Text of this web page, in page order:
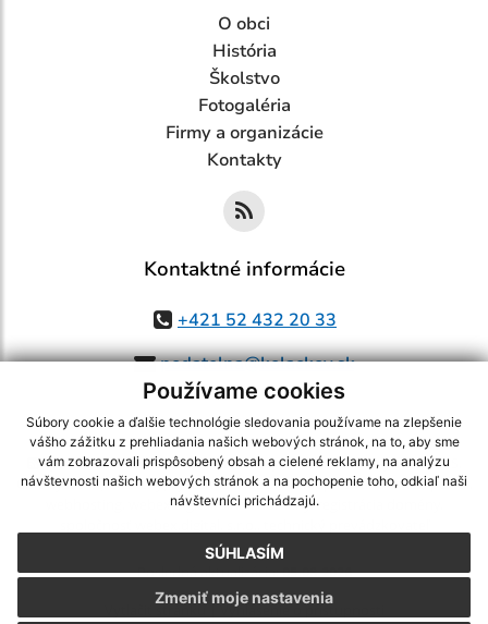
Používame cookies
Súbory cookie a ďalšie technológie sledovania používame na zlepšenie
vášho zážitku z prehliadania našich webových stránok, na to, aby sme
vám zobrazovali prispôsobený obsah a cielené reklamy, na analýzu
návštevnosti našich webových stránok a na pochopenie toho, odkiaľ naši
návštevníci prichádzajú.
SÚHLASÍM
Zmeniť moje nastavenia
O obci
História
Školstvo
Fotogaléria
Firmy a organizácie
Kontakty
Kontaktné informácie
+421 52 432 20 33
podatelna@kolackov.sk
využite možnosť získavania aktuálnych informácií s využitím RSS
CMS systém (redakčný) systém ECHELON 2,Mapa stránok,web portál
webex.digital, s.r.o.,domény,registrácia domény
Posledná aktualizácia:05.08.2026
Vytlačiť stránku|Vyhlásenie o prístupnosti